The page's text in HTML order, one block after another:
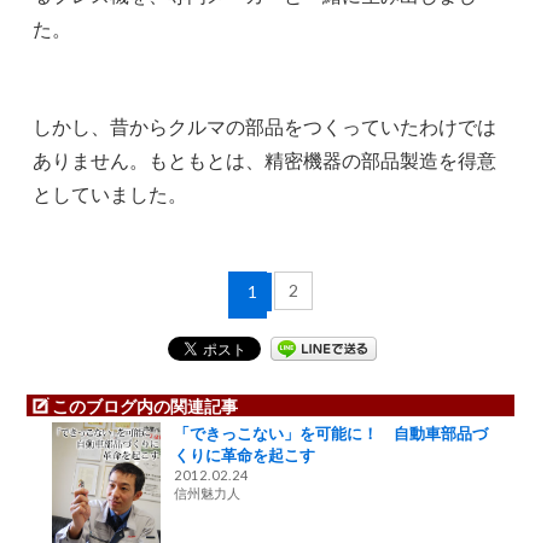
た。
しかし、昔からクルマの部品をつくっていたわけでは
ありません。もともとは、精密機器の部品製造を得意
としていました。
1 2
このブログ内の関連記事
「できっこない」を可能に！ 自動車部品づ
くりに革命を起こす
2012.02.24
信州魅力人